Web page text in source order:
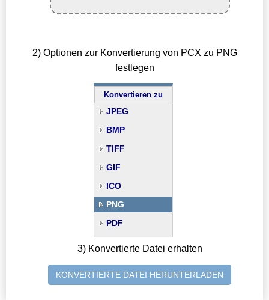
2) Optionen zur Konvertierung von PCX zu PNG
festlegen
Konvertieren zu
JPEG
BMP
TIFF
GIF
ICO
PNG
PDF
3) Konvertierte Datei erhalten
KONVERTIERTE DATEI HERUNTERLADEN